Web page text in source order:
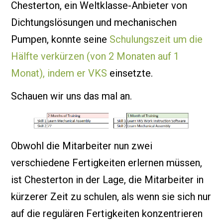
Chesterton, ein Weltklasse-Anbieter von
Dichtungslösungen und mechanischen
Pumpen, konnte seine Schulungszeit um die
Hälfte verkürzen (von 2 Monaten auf 1
Monat), indem er VKS einsetzte.
Schauen wir uns das mal an.
Obwohl die Mitarbeiter nun zwei
verschiedene Fertigkeiten erlernen müssen,
ist Chesterton in der Lage, die Mitarbeiter in
kürzerer Zeit zu schulen, als wenn sie sich nur
auf die regulären Fertigkeiten konzentrieren